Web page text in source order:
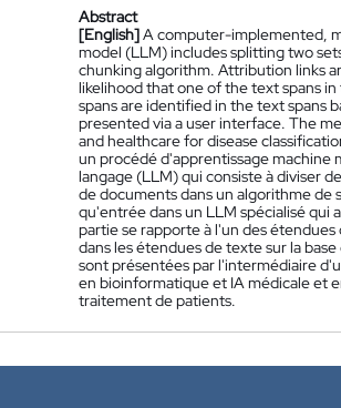
Abstract
[English]A computer-implemented,
model (LLM) includes splitting two
chunking algorithm. Attribution links
likelihood that one of the text spans
spans are identified in the text spans
presented via a user interface. The
and healthcare for disease
un procédé d'apprentissage
langage (LLM) qui consiste à diviser
de documents dans un algorithme de
qu'entrée dans un LLM spécialisé qui
partie se rapporte à l'un des
dans les étendues de texte sur la
sont présentées par l'intermédiaire
en bioinformatique et IA médicale et
traitement de patients.